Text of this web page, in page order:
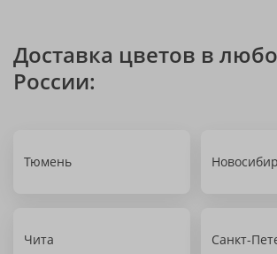
Доставка цветов в
России:
Тюмень
Чита Санкт-